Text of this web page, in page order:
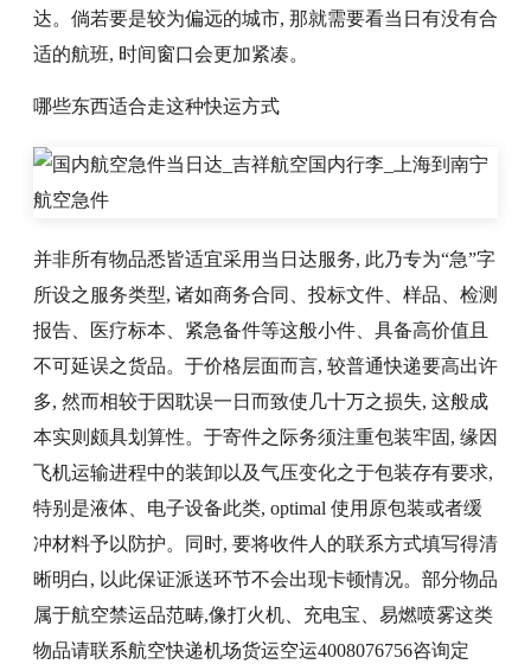
达。倘若要是较为偏远的城市, 那就需要看当日有没有合
适的航班, 时间窗口会更加紧凑。
哪些东西适合走这种快运方式
并非所有物品悉皆适宜采用当日达服务, 此乃专为“急”字
所设之服务类型, 诸如商务合同、投标文件、样品、检测
报告、医疗标本、紧急备件等这般小件、具备高价值且
不可延误之货品。于价格层面而言, 较普通快递要高出许
多, 然而相较于因耽误一日而致使几十万之损失, 这般成
本实则颇具划算性。于寄件之际务须注重包装牢固, 缘因
飞机运输进程中的装卸以及气压变化之于包装存有要求,
特别是液体、电子设备此类, optimal 使用原包装或者缓
冲材料予以防护。同时, 要将收件人的联系方式填写得清
晰明白, 以此保证派送环节不会出现卡顿情况。部分物品
属于航空禁运品范畴,像打火机、充电宝、易燃喷雾这类
物品请联系航空快递机场货运空运4008076756咨询定